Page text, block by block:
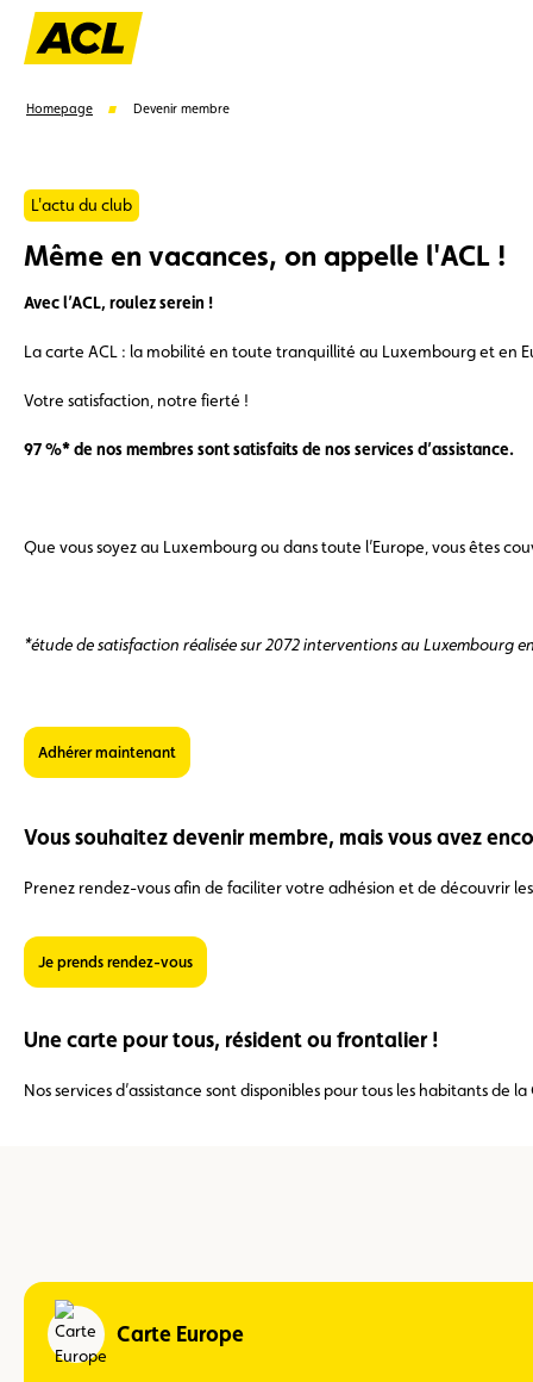
Suggestions
Homepage Devenir membre
L'actu du club
Même en vacances, on appelle l'ACL !
Avec l’ACL, roulez serein !
La carte ACL : la mobilité en toute tranquillité au Luxembourg et en
Votre satisfaction, notre fierté !
97 %* de nos membres sont satisfaits de nos services d’assistance.
Que vous soyez au Luxembourg ou dans toute l’Europe, vous êtes
*étude de satisfaction réalisée sur 2072 interventions au Luxembourg
Adhérer maintenant
Vous souhaitez devenir membre, mais vous avez
Prenez rendez-vous afin de faciliter votre adhésion et de découvrir
Je prends rendez-vous
Une carte pour tous, résident ou frontalier !
Nos services d’assistance sont disponibles pour tous les habitants
Carte Europe